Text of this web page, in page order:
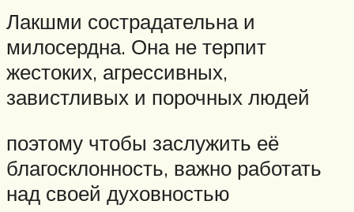
Лакшми сострадательна и
милосердна. Она не терпит
жестоких, агрессивных,
завистливых и порочных людей
поэтому чтобы заслужить её
благосклонность, важно работать
над своей духовностью